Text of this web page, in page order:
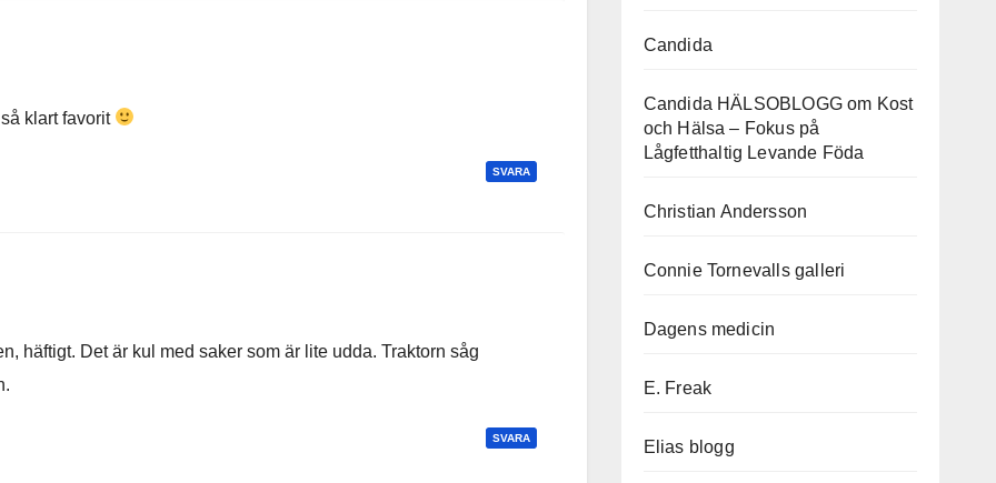
klart favorit
SVARA
häftigt. Det är kul med saker som är lite udda. Traktorn såg
SVARA
Candida
Candida HÄLSOBLOGG om Kost
och Hälsa – Fokus på
Lågfetthaltig Levande Föda
Christian Andersson
Connie Tornevalls galleri
Dagens medicin
E. Freak
Elias blogg